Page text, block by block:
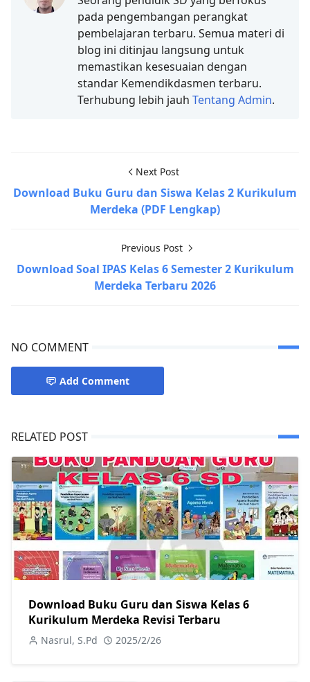
pada pengembangan perangkat
pembelajaran terbaru. Semua materi di
blog ini ditinjau langsung untuk
memastikan kesesuaian dengan
standar Kemendikdasmen terbaru.
Terhubung lebih jauh Tentang Admin.
Next Post
Download Buku Guru dan Siswa Kelas 2 Kurikulum
Merdeka (PDF Lengkap)
Previous Post
Download Soal IPAS Kelas 6 Semester 2 Kurikulum
Merdeka Terbaru 2026
NO COMMENT
Add Comment
RELATED POST
Download Buku Guru dan Siswa Kelas 6
Kurikulum Merdeka Revisi Terbaru
Nasrul, S.Pd 2025/2/26